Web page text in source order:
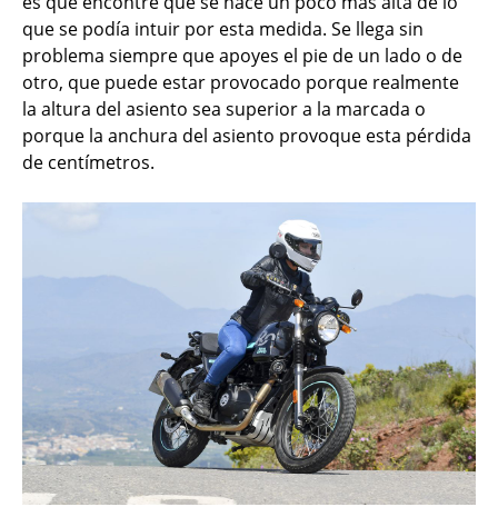
que se podía intuir por esta medida. Se llega sin
problema siempre que apoyes el pie de un lado o de
otro, que puede estar provocado porque realmente
la altura del asiento sea superior a la marcada o
porque la anchura del asiento provoque esta pérdida
de centímetros.